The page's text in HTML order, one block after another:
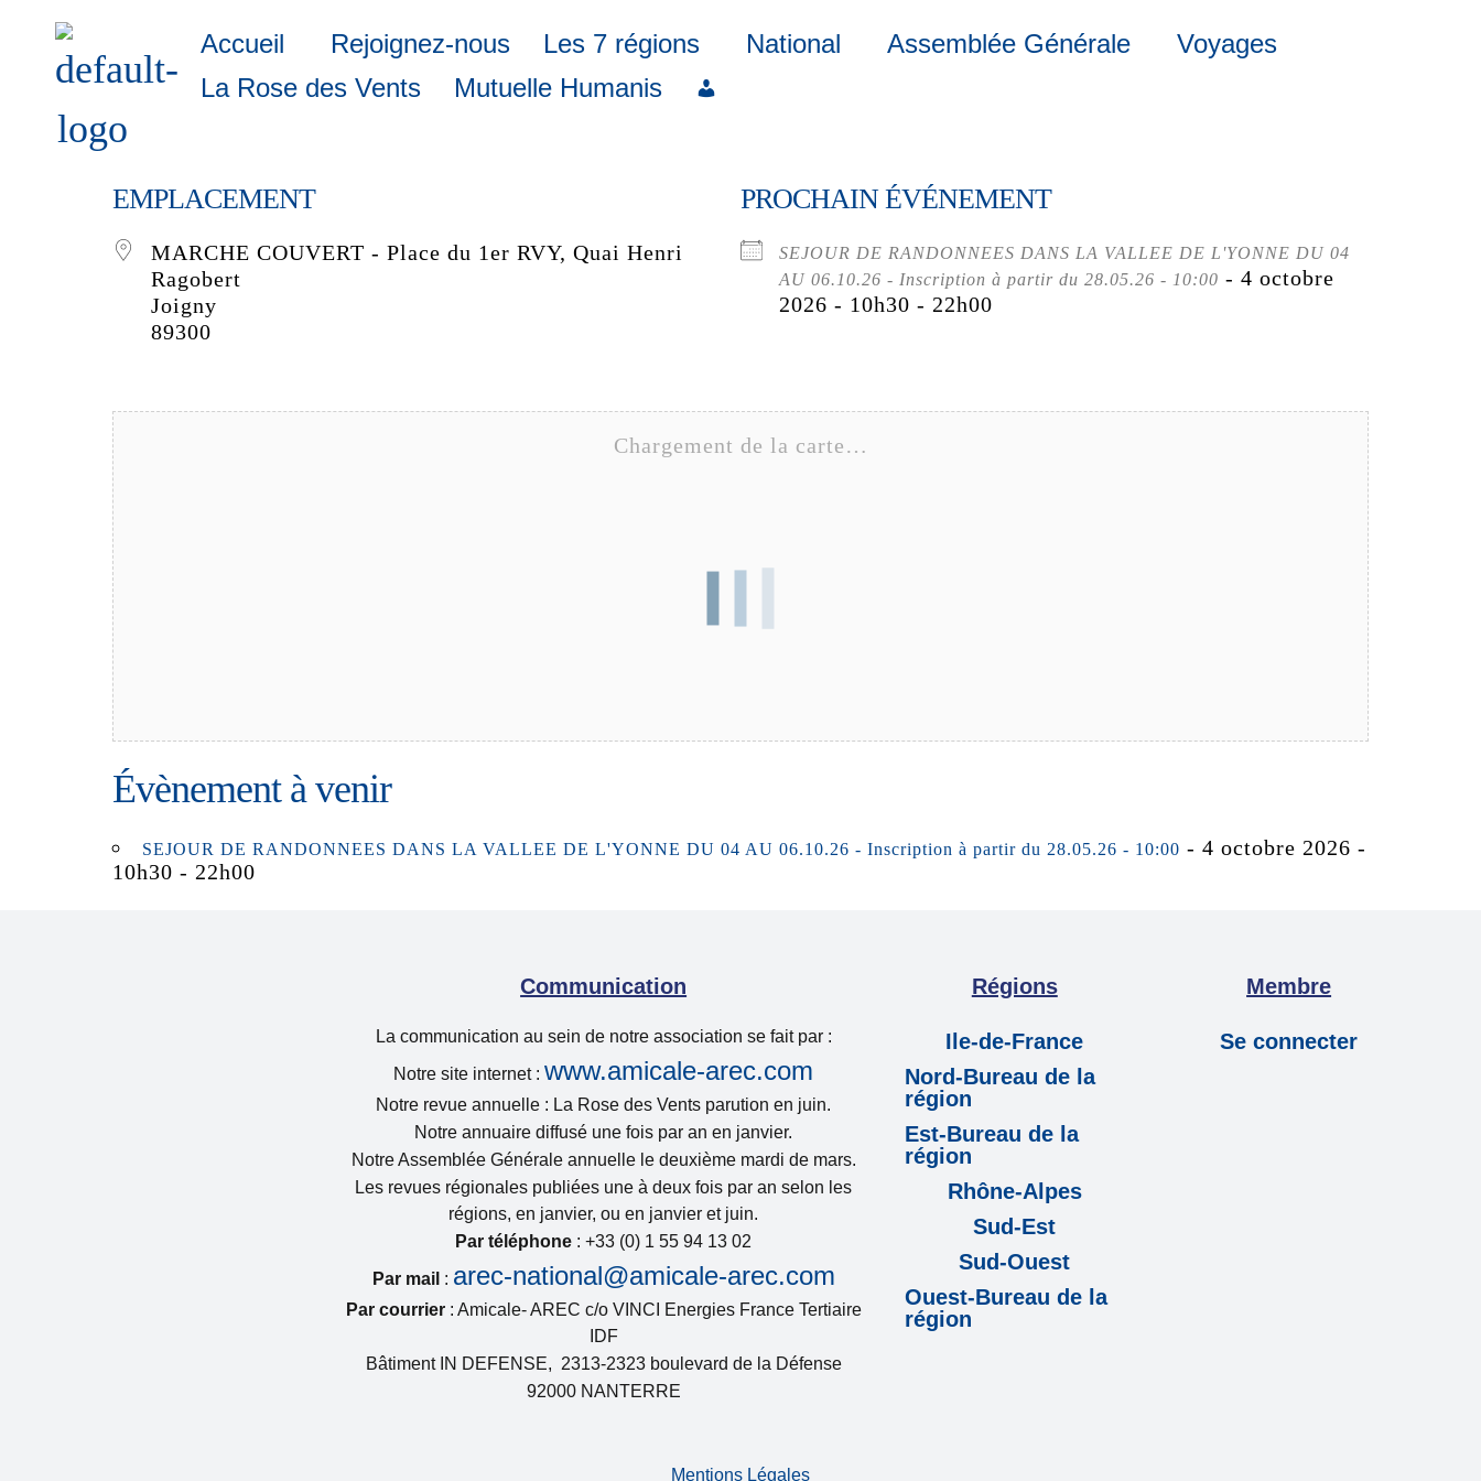
Accueil Rejoignez-nous Les 7 régions National Assemblée Générale
Voyages
La Rose des Vents
Mutuelle Humanis
EMPLACEMENT
MARCHE COUVERT - Place du 1er RVY, Quai Henri
Ragobert
Joigny
89300
PROCHAIN ÉVÉNEMENT
SEJOUR DE RANDONNEES DANS LA VALLEE DE L'YONNE DU 04
AU 06.10.26 - Inscription à partir du 28.05.26 - 10:00 - 4 octobre
2026 - 10h30 - 22h00
Chargement de la carte…
Évènement à venir
SEJOUR DE RANDONNEES DANS LA VALLEE DE L'YONNE DU 04 AU 06.10.26 - Inscription à partir du 28.05.26 - 10:00 - 4 octobre 2026 -
10h30 - 22h00
Communication
La communication au sein de notre association se fait par :
Notre site internet :www.amicale-arec.com
Notre revue annuelle : La Rose des Vents parution en juin.
Notre annuaire diffusé une fois par an en janvier.
Notre Assemblée Générale annuelle le deuxième mardi de mars.
Les revues régionales publiées une à deux fois par an selon les
régions, en janvier, ou en janvier et juin.
Par téléphone : +33 (0) 1 55 94 13 02
Par mail : arec-national@amicale-arec.com
Par courrier: Amicale- AREC c/o VINCI Energies France Tertiaire
IDF
Bâtiment IN DEFENSE, 2313-2323 boulevard de la Défense
92000 NANTERRE
Régions
Ile-de-France
Nord-Bureau de la
région
Est-Bureau de la
région
Rhône-Alpes
Sud-Est
Sud-Ouest
Ouest-Bureau de la
région
Membre
Se connecter
Mentions Légales